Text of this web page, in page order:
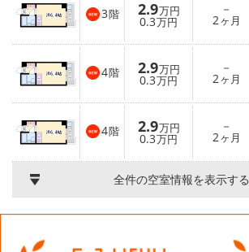
3階 2.9万円
0.3万円
－
2ヶ月
4階 2.9万円
0.3万円
－
2ヶ月
4階 2.9万円
0.3万円
－
2ヶ月
全件の空室情報を表示する